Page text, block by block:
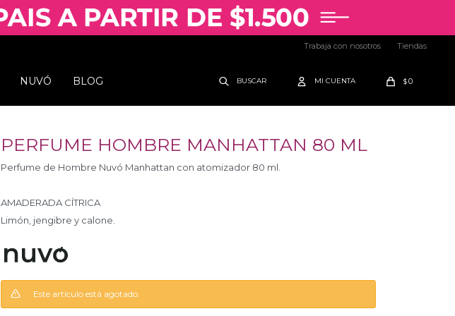
NUVÓ BLOG $0
Trabaja con nosotros Tiendas
PERFUME HOMBRE MANHATTAN 80 ML
Perfume de Hombre Nuvó Manhattan con atomizador 80 ml.
AMADERADA CÍTRICA
Limón, jengibre y calone.
Este artículo está agotado.